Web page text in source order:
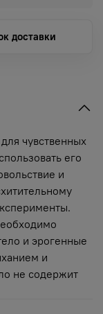
доставки
чувственных
его
и
и эрогенные
и
не содержит